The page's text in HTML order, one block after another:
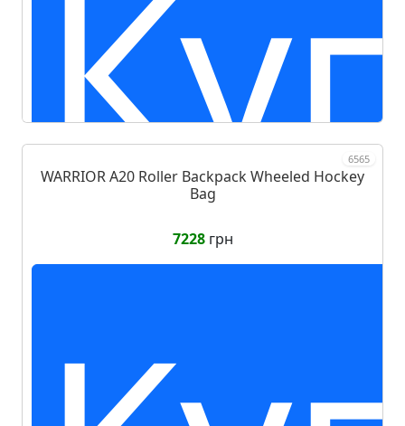
6565
WARRIOR A20 Roller Backpack Wheeled Hockey
Bag
7228грн